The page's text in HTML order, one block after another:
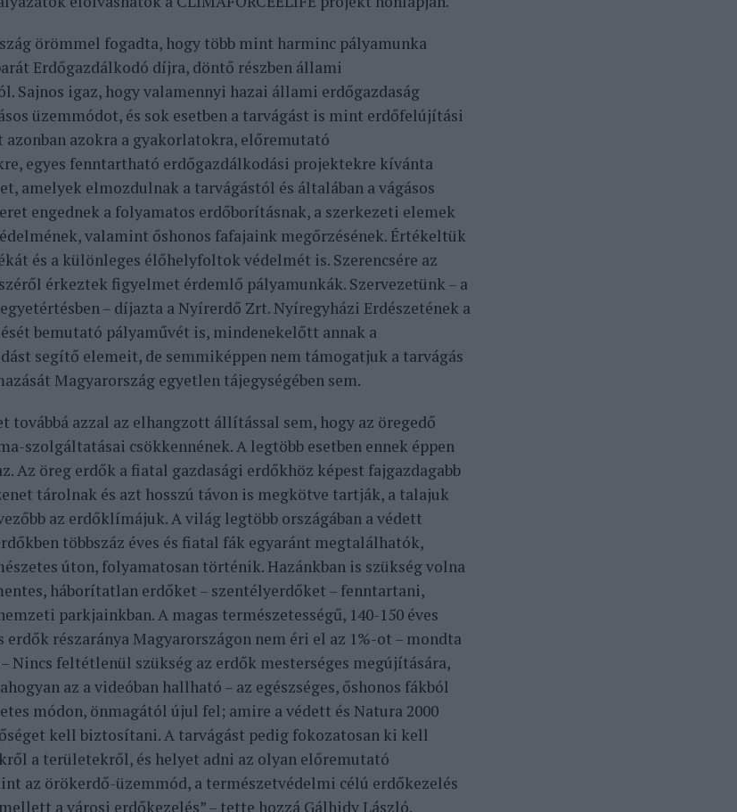
örömmel fogadta, hogy több mint harminc pályamunka
Erdőgazdálkodó díjra, döntő részben állami
Sajnos igaz, hogy valamennyi hazai állami erdőgazdaság
üzemmódot, és sok esetben a tarvágást is mint erdőfelújítási
azonban azokra a gyakorlatokra, előremutató
egyes fenntartható erdőgazdálkodási projektekre kívánta
amelyek elmozdulnak a tarvágástól és általában a vágásos
engednek a folyamatos erdőborításnak, a szerkezeti elemek
valamint őshonos fafajaink megőrzésének. Értékeltük
és a különleges élőhelyfoltok védelmét is. Szerencsére az
érkeztek figyelmet érdemlő pályamunkák. Szervezetünk – a
– díjazta a Nyírerdő Zrt. Nyíregyházi Erdészetének a
bemutató pályaművét is, mindenekelőtt annak a
segítő elemeit, de semmiképpen nem támogatjuk a tarvágás
Magyarország egyetlen tájegységében sem.
továbbá azzal az elhangzott állítással sem, hogy az öregedő
szolgáltatásai csökkennének. A legtöbb esetben ennek éppen
Az öreg erdők a fiatal gazdasági erdőkhöz képest fajgazdagabb
tárolnak és azt hosszú távon is megkötve tartják, a talajuk
az erdőklímájuk. A világ legtöbb országában a védett
többszáz éves és fiatal fák egyaránt megtalálhatók,
úton, folyamatosan történik. Hazánkban is szükség volna
háborítatlan erdőket – szentélyerdőket – fenntartani,
parkjainkban. A magas természetességű, 140-150 éves
részaránya Magyarországon nem éri el az 1%-ot – mondta
Nincs feltétlenül szükség az erdők mesterséges megújítására,
az a videóban hallható – az egészséges, őshonos fákból
módon, önmagától újul fel; amire a védett és Natura 2000
kell biztosítani. A tarvágást pedig fokozatosan ki kell
a területekről, és helyet adni az olyan előremutató
az örökerdő-üzemmód, a természetvédelmi célú erdőkezelés
a városi erdőkezelés” – tette hozzá Gálhidy László.